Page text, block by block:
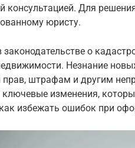
консультацией. Для
юристу.
о
Незнание
прав, штрафам и другим
изменения,
избежать ошибок при